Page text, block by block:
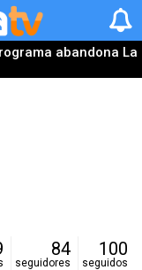
abandona La
84
seguidores
100
seguidos